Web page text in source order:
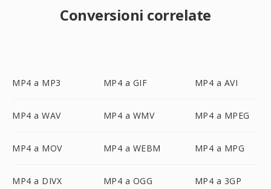
Conversioni correlate
MP4 a MP3 MP4 a GIF MP4 a AVI
MP4 a WAV MP4 a WMV MP4 a MPEG
MP4 a MOV MP4 a WEBM MP4 a MPG
MP4 a DIVX MP4 a OGG MP4 a 3GP